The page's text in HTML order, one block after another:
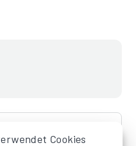
Cookies